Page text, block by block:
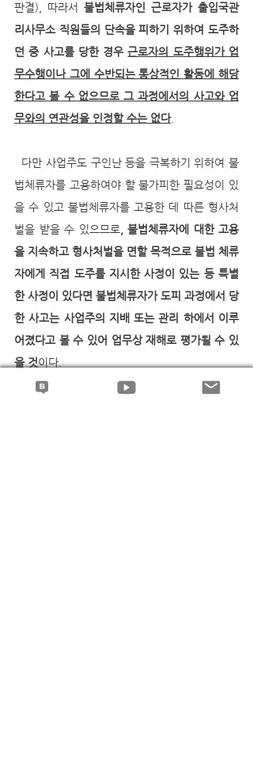
판결), 따라서 불법체류자인 근로자가 출입국관
리사무소 직원들의 단속을 피하기 위하여 도주하
던 중 사고를 당한 경우 근로자의 도주행위가 업
무수행이나 그에 수반되는 통상적인 활동에 해당
한다고 볼 수 없으므로 그 과정에서의 사고와 업
무와의 연관성을 인정할 수는 없다.
법체류자를 고용하여야 할 불가피한 필요성이 있
을 수 있고 불법체류자를 고용한 데 따른 형사처
벌을 받을 수 있으므로 , 불법체류자에 대한 고용
을 지속하고 형사처벌을 면할 목적으로 불법 체류
자에게 직접 도주를 지시한 사정이 있는 등 특별
한 사정이 있다면 불법체류자가 도피 과정에서 당
한 사고는 사업주의 지배 또는 관리 하에서 이루
어졌다고 볼 수 있어 업무상 재해로 평가될 수 있
을 것이다.